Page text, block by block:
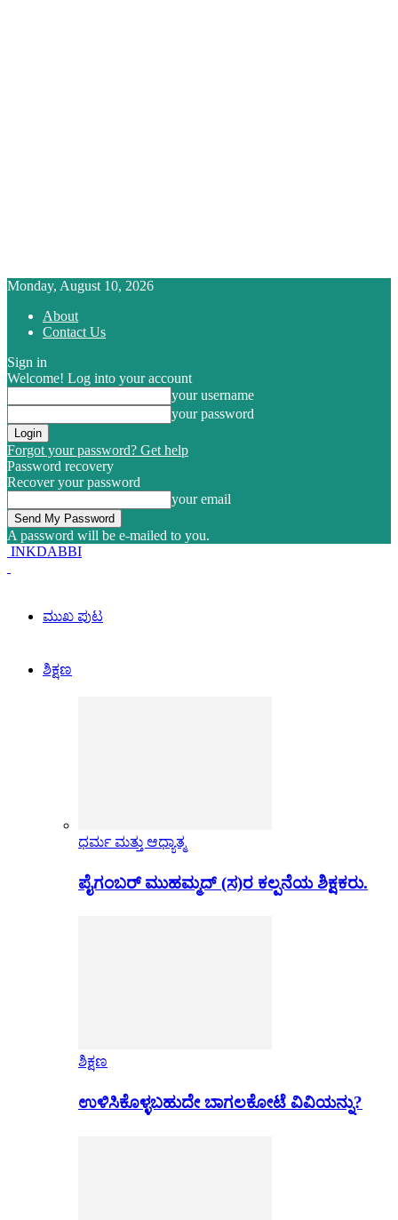
Monday, August 10, 2026
About
Contact Us
Sign in
Welcome! Log into your account
your username
your password
Forgot your password? Get help
Password recovery
Recover your password
your email
A password will be e-mailed to you.
INKDABBI
ಮುಖ ಪುಟ
ಶಿಕ್ಷಣ
ಧರ್ಮ ಮತ್ತು ಆಧ್ಯಾತ್ಮ
ಪೈಗಂಬರ್ ಮುಹಮ್ಮದ್ (ಸ)ರ ಕಲ್ಪನೆಯ ಶಿಕ್ಷಕರು.
ಶಿಕ್ಷಣ
ಉಳಿಸಿಕೊಳ್ಳಬಹುದೇ ಬಾಗಲಕೋಟೆ ವಿವಿಯನ್ನು?